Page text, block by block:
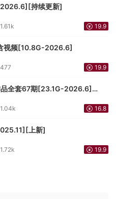
持续更新]
1.61k 19.9
视频[10.8G-2026.6]
477 19.9
品全套67期[23.1G-2026.6]
1.04k 16.8
上新]
1.72k 19.9